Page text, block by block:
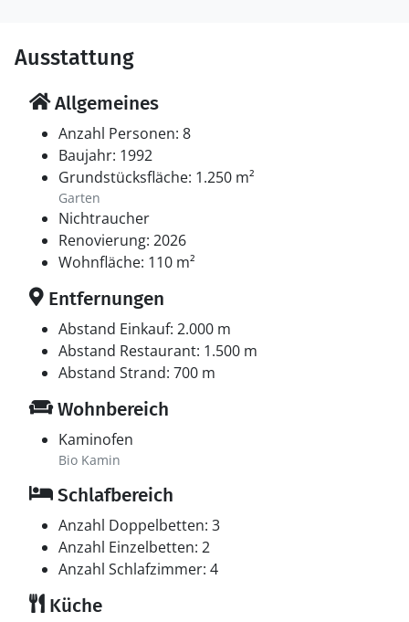
Ausstattung
Allgemeines
Anzahl Personen: 8
Baujahr: 1992
Grundstücksfläche: 1.250 m²
Garten
Nichtraucher
Renovierung: 2026
Wohnfläche: 110 m²
Entfernungen
Abstand Einkauf: 2.000 m
Abstand Restaurant: 1.500 m
Abstand Strand: 700 m
Wohnbereich
Kaminofen
Bio Kamin
Schlafbereich
Anzahl Doppelbetten: 3
Anzahl Einzelbetten: 2
Anzahl Schlafzimmer: 4
Küche